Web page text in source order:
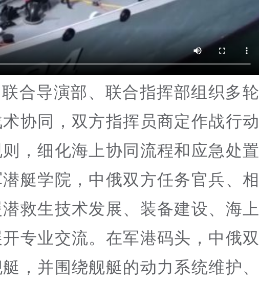
合导演部、联合指挥部组织多轮
协同，双方指挥员商定作战行动
，细化海上协同流程和应急处置
艇学院，中俄双方任务官兵、相
救生技术发展、装备建设、海上
专业交流。在军港码头，中俄双
，并围绕舰艇的动力系统维护、